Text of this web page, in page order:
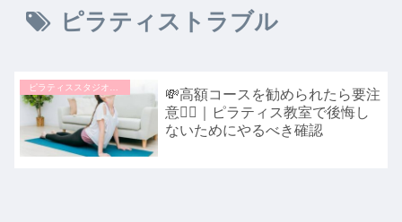
ピラティストラブル
💸高額コースを勧められたら要注
意🏃‍♀️｜ピラティス教室で後悔し
ないためにやるべき確認